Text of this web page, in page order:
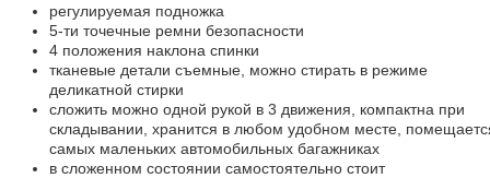
регулируемая подножка
5-ти точечные ремни безопасности
4 положения наклона спинки
тканевые детали съемные, можно стирать в режиме
деликатной стирки
сложить можно одной рукой в 3 движения, компактна при
складывании, хранится в любом удобном месте,
самых маленьких автомобильных багажниках
в сложенном состоянии самостоятельно стоит